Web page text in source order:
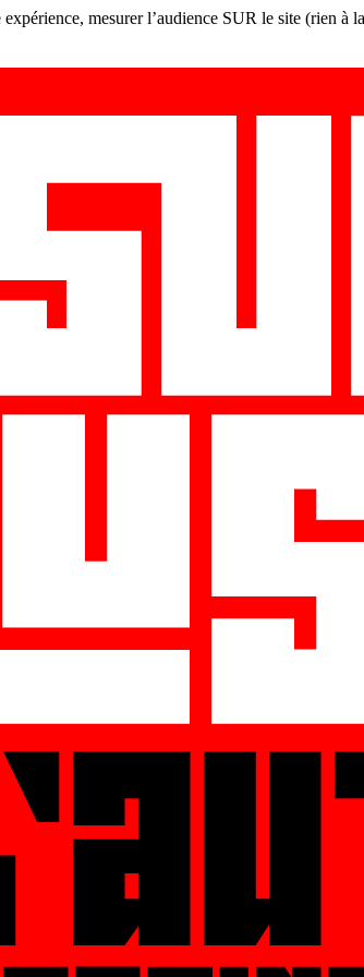
mesurer l’audience SUR le site (rien à